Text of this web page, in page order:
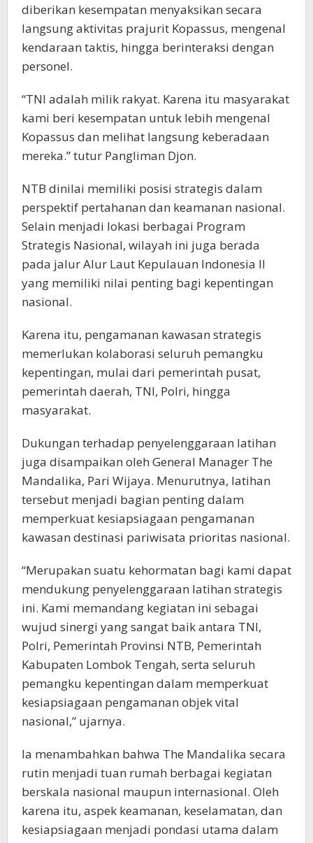
diberikan kesempatan menyaksikan secara
langsung aktivitas prajurit Kopassus, mengenal
kendaraan taktis, hingga berinteraksi dengan
personel.
“TNI adalah milik rakyat. Karena itu masyarakat
kami beri kesempatan untuk lebih mengenal
Kopassus dan melihat langsung keberadaan
mereka.” tutur Pangliman Djon.
NTB dinilai memiliki posisi strategis dalam
perspektif pertahanan dan keamanan nasional.
Selain menjadi lokasi berbagai Program
Strategis Nasional, wilayah ini juga berada
pada jalur Alur Laut Kepulauan Indonesia II
yang memiliki nilai penting bagi kepentingan
nasional.
Karena itu, pengamanan kawasan strategis
memerlukan kolaborasi seluruh pemangku
kepentingan, mulai dari pemerintah pusat,
pemerintah daerah, TNI, Polri, hingga
masyarakat.
Dukungan terhadap penyelenggaraan latihan
juga disampaikan oleh General Manager The
Mandalika, Pari Wijaya. Menurutnya, latihan
tersebut menjadi bagian penting dalam
memperkuat kesiapsiagaan pengamanan
kawasan destinasi pariwisata prioritas nasional.
“Merupakan suatu kehormatan bagi kami dapat
mendukung penyelenggaraan latihan strategis
ini. Kami memandang kegiatan ini sebagai
wujud sinergi yang sangat baik antara TNI,
Polri, Pemerintah Provinsi NTB, Pemerintah
Kabupaten Lombok Tengah, serta seluruh
pemangku kepentingan dalam memperkuat
kesiapsiagaan pengamanan objek vital
nasional,” ujarnya.
Ia menambahkan bahwa The Mandalika secara
rutin menjadi tuan rumah berbagai kegiatan
berskala nasional maupun internasional. Oleh
karena itu, aspek keamanan, keselamatan, dan
kesiapsiagaan menjadi pondasi utama dalam